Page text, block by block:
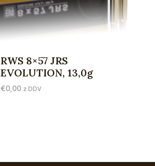
RWS 8×57 JRS
EVOLUTION, 13,0g
€0,00 z DDV